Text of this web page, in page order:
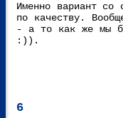
Именно вариант со
по качеству.
- а то как же мы
:)).
6